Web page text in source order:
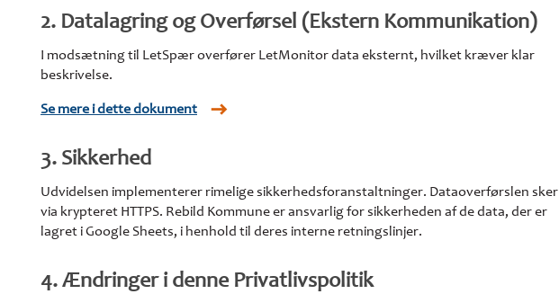
2. Datalagring og Overførsel (Ekstern Kommunikation)
I modsætning til LetSpær overfører LetMonitor data eksternt, hvilket kræver klar
beskrivelse.
Se mere i dette dokument
3. Sikkerhed
Udvidelsen implementerer rimelige sikkerhedsforanstaltninger. Dataoverførslen sker
via krypteret HTTPS. Rebild Kommune er ansvarlig for sikkerheden af de data, der er
lagret i Google Sheets, i henhold til deres interne retningslinjer.
4. Ændringer i denne Privatlivspolitik